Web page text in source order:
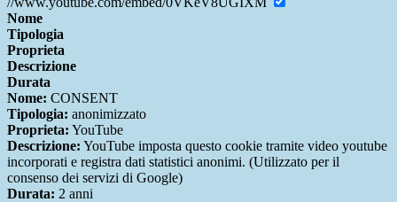
Nome
Tipologia
Proprieta
Descrizione
Durata
Nome: CONSENT
Tipologia: anonimizzato
Proprieta: YouTube
Descrizione: YouTube imposta questo cookie tramite video youtube
incorporati e registra dati statistici anonimi. (Utilizzato per il
consenso dei servizi di Google)
Durata: 2 anni